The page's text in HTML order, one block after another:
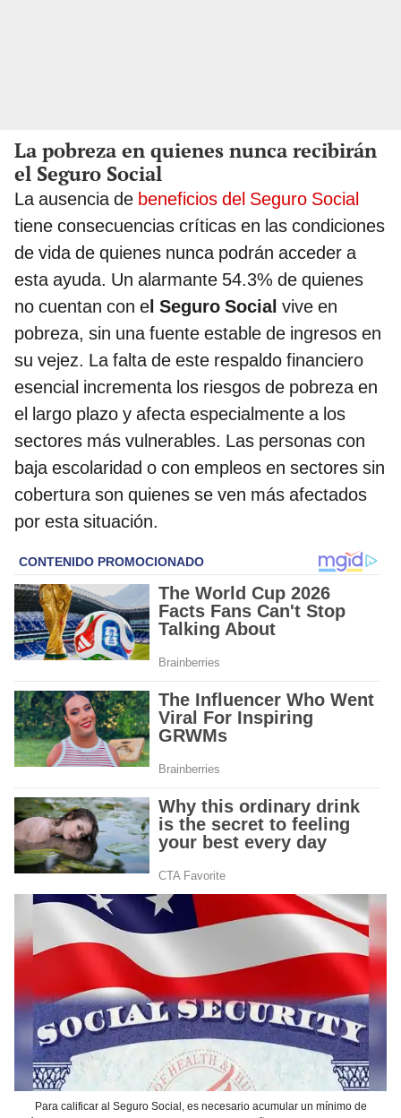
La pobreza en quienes nunca recibirán
el Seguro Social
La ausencia de beneficios del Seguro Social
tiene consecuencias críticas en las condiciones
de vida de quienes nunca podrán acceder a
esta ayuda. Un alarmante 54.3% de quienes
no cuentan con el Seguro Social vive en
pobreza, sin una fuente estable de ingresos en
su vejez. La falta de este respaldo financiero
esencial incrementa los riesgos de pobreza en
el largo plazo y afecta especialmente a los
sectores más vulnerables. Las personas con
baja escolaridad o con empleos en sectores sin
cobertura son quienes se ven más afectados
por esta situación.
Para calificar al Seguro Social, es necesario acumular un mínimo de